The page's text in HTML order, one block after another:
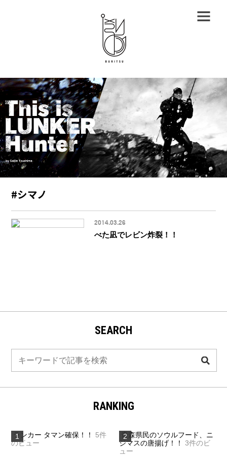
#シマノ
2014.03.26
べた凪でレビン炸裂！！
SEARCH
RANKING
ランカー タマン確保！！
5件
のビュー
青森県民のソウルフード、ニ
ジマスの唐揚げ！！
3件のビ
ュー